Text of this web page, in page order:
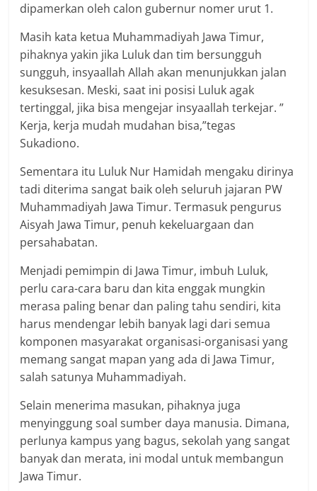
dipamerkan oleh calon gubernur nomer urut 1.
Masih kata ketua Muhammadiyah Jawa Timur,
pihaknya yakin jika Luluk dan tim bersungguh
sungguh, insyaallah Allah akan menunjukkan jalan
kesuksesan. Meski, saat ini posisi Luluk agak
tertinggal, jika bisa mengejar insyaallah terkejar. ”
Kerja, kerja mudah mudahan bisa,”tegas
Sukadiono.
Sementara itu Luluk Nur Hamidah mengaku dirinya
tadi diterima sangat baik oleh seluruh jajaran PW
Muhammadiyah Jawa Timur. Termasuk pengurus
Aisyah Jawa Timur, penuh kekeluargaan dan
persahabatan.
Menjadi pemimpin di Jawa Timur, imbuh Luluk,
perlu cara-cara baru dan kita enggak mungkin
merasa paling benar dan paling tahu sendiri, kita
harus mendengar lebih banyak lagi dari semua
komponen masyarakat organisasi-organisasi yang
memang sangat mapan yang ada di Jawa Timur,
salah satunya Muhammadiyah.
Selain menerima masukan, pihaknya juga
menyinggung soal sumber daya manusia. Dimana,
perlunya kampus yang bagus, sekolah yang sangat
banyak dan merata, ini modal untuk membangun
Jawa Timur.